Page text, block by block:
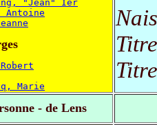
"Jean" Ier
Antoine
Marie
- de Lens